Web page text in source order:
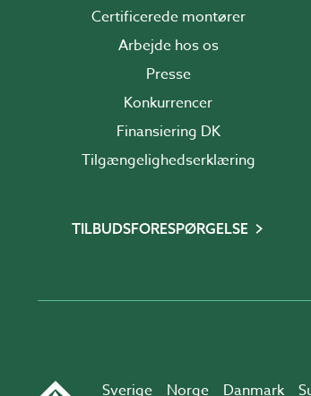
Certificerede montører
Arbejde hos os
Presse
Konkurrencer
Finansiering DK
Tilgængelighedserklæring
TILBUDSFORESPØRGELSE
Sverige Norge Danmark